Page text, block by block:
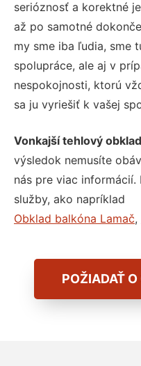
serióznosť a korektné
až po samotné
my sme iba ľudia, sme
spolupráce, ale aj v
nespokojnosti, ktorú
sa ju vyriešiť k vašej
Vonkajší tehlový
výsledok nemusíte
nás pre viac informácií.
služby, ako napríklad
Obklad balkóna Lamač,
POŽIADAŤ